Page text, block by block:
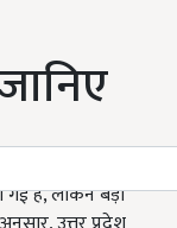
गई है, लेकिन बड़ी